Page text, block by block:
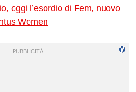
oggi l’esordio di Fem, nuovo
Women